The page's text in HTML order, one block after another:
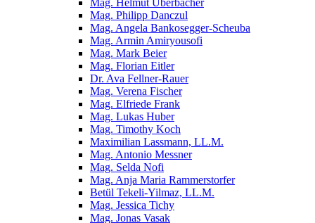
Mag. Helmut Überbacher
Mag. Philipp Danczul
Mag. Angela Bankosegger-Scheuba
Mag. Armin Amiryousofi
Mag. Mark Beier
Mag. Florian Eitler
Dr. Ava Fellner-Rauer
Mag. Verena Fischer
Mag. Elfriede Frank
Mag. Lukas Huber
Mag. Timothy Koch
Maximilian Lassmann, LL.M.
Mag. Antonio Messner
Mag. Selda Nofi
Mag. Anja Maria Rammerstorfer
Betül Tekeli-Yilmaz, LL.M.
Mag. Jessica Tichy
Mag. Jonas Vasak